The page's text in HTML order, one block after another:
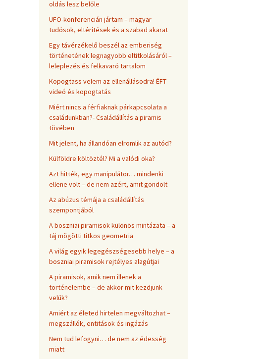
oldás lesz belőle
UFO-konferencián jártam – magyar
tudósok, eltérítések és a szabad akarat
Egy távérzékelő beszél az emberiség
történetének legnagyobb eltitkolásáról –
leleplezés és felkavaró tartalom
Kopogtass velem az ellenállásodra! ÉFT
videó és kopogtatás
Miért nincs a férfiaknak párkapcsolata a
családunkban?- Családállítás a piramis
tövében
Mit jelent, ha állandóan elromlik az autód?
Külföldre költöztél? Mi a valódi oka?
Azt hitték, egy manipulátor… mindenki
ellene volt – de nem azért, amit gondolt
Az abúzus témája a családállítás
szempontjából
A boszniai piramisok különös mintázata – a
táj mögötti titkos geometria
A világ egyik legegészségesebb helye – a
boszniai piramisok rejtélyes alagútjai
A piramisok, amik nem illenek a
történelembe – de akkor mit kezdjünk
velük?
Amiért az életed hirtelen megváltozhat –
megszállók, entitások és ingázás
Nem tud lefogyni… de nem az édesség
miatt